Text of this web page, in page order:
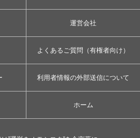
運営会社
よくあるご質問（有権者向け）
利用者情報の外部送信について
ホーム